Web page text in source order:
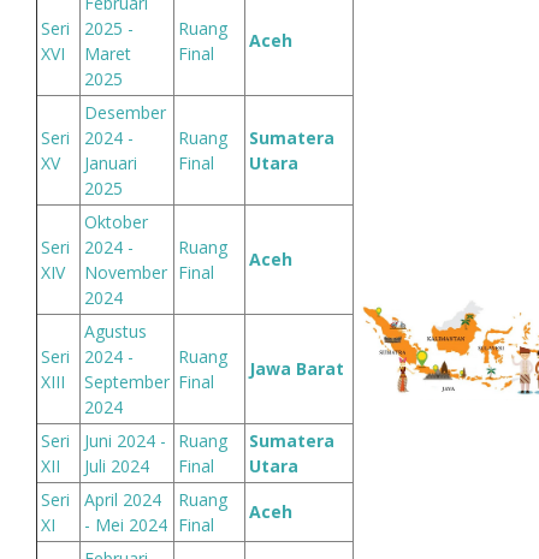
Seri
XVI
2025 -
Maret
2025
Ruang
Final
Aceh
Seri
XV
Desember
2024 -
Januari
2025
Ruang
Final
Sumatera
Utara
Seri
XIV
Oktober
2024 -
November
2024
Ruang
Final
Aceh
Seri
XIII
Agustus
2024 -
September
2024
Ruang
Final
Jawa Barat
Seri
XII
Juni 2024 -
Juli 2024
Ruang
Final
Sumatera
Utara
Seri
XI
April 2024
- Mei 2024
Ruang
Final
Aceh